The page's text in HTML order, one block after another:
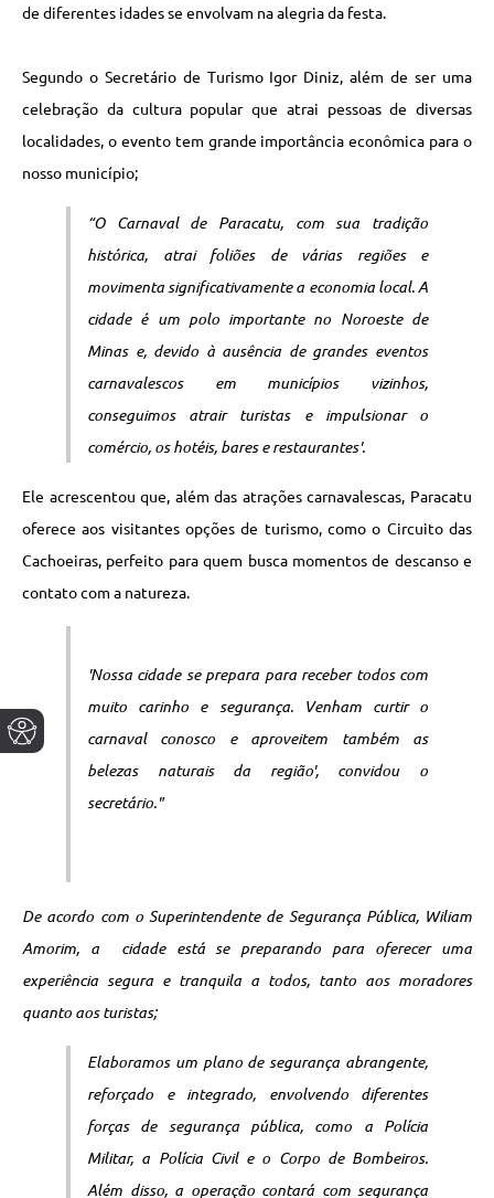
de diferentes idades se envolvam na alegria da festa.
Segundo o Secretário de Turismo Igor Diniz, além de ser uma
celebração da cultura popular que atrai pessoas de diversas
localidades, o evento tem grande importância econômica para o
nosso município;
“O Carnaval de Paracatu, com sua tradição
histórica, atrai foliões de várias regiões e
movimenta significativamente a economia local. A
cidade é um polo importante no Noroeste de
Minas e, devido à ausência de grandes eventos
carnavalescos em municípios vizinhos,
conseguimos atrair turistas e impulsionar o
comércio, os hotéis, bares e restaurantes'.
Ele acrescentou que, além das atrações carnavalescas, Paracatu
oferece aos visitantes opções de turismo, como o Circuito das
Cachoeiras, perfeito para quem busca momentos de descanso e
contato com a natureza.
'Nossa cidade se prepara para receber todos com
muito carinho e segurança. Venham curtir o
carnaval conosco e aproveitem também as
belezas naturais da região', convidou o
secretário."
De acordo com o Superintendente de Segurança Pública, Wiliam
Amorim, a cidade está se preparando para oferecer uma
experiência segura e tranquila a todos, tanto aos moradores
quanto aos turistas;
Elaboramos um plano de segurança abrangente,
reforçado e integrado, envolvendo diferentes
forças de segurança pública, como a Polícia
Militar, a Polícia Civil e o Corpo de Bombeiros.
Além disso, a operação contará com segurança